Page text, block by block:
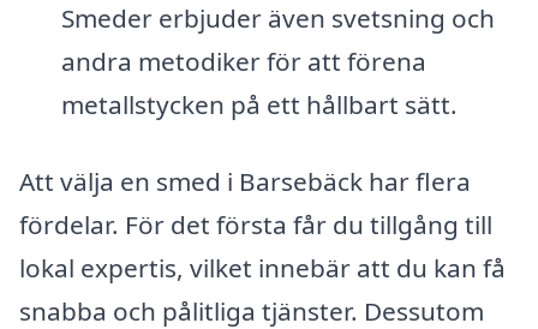
Smeder erbjuder även svetsning och
andra metodiker för att förena
metallstycken på ett hållbart sätt.
Att välja en smed i Barsebäck har flera
fördelar. För det första får du tillgång till
lokal expertis, vilket innebär att du kan få
snabba och pålitliga tjänster. Dessutom